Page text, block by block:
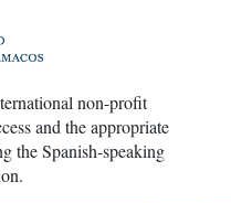
non-profit
and the appropriate
the Spanish-speaking